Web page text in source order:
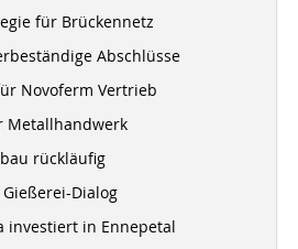
für Brückennetz
Abschlüsse
Novoferm Vertrieb
Metallhandwerk
rückläufig
Dialog
investiert in Ennepetal